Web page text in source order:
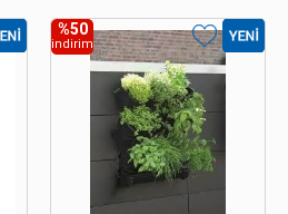
%50
indirim